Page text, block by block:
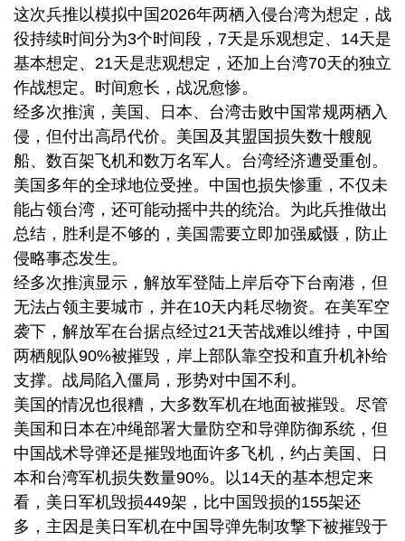
这次兵推以模拟中国2026年两栖入侵台湾为想定，战
役持续时间分为3个时间段，7天是乐观想定、14天是
基本想定、21天是悲观想定，还加上台湾70天的独立
作战想定。时间愈长，战况愈惨。
经多次推演，美国、日本、台湾击败中国常规两栖入
侵，但付出高昂代价。美国及其盟国损失数十艘舰
船、数百架飞机和数万名军人。台湾经济遭受重创。
美国多年的全球地位受挫。中国也损失惨重，不仅未
能占领台湾，还可能动摇中共的统治。为此兵推做出
总结，胜利是不够的，美国需要立即加强威慑，防止
侵略事态发生。
经多次推演显示，解放军登陆上岸后夺下台南港，但
无法占领主要城市，并在10天内耗尽物资。在美军空
袭下，解放军在台据点经过21天苦战难以维持，中国
两栖舰队90%被摧毁，岸上部队靠空投和直升机补给
支撑。战局陷入僵局，形势对中国不利。
美国的情况也很糟，大多数军机在地面被摧毁。尽管
美国和日本在冲绳部署大量防空和导弹防御系统，但
中国战术导弹还是摧毁地面许多飞机，约占美国、日
本和台湾军机损失数量90%。以14天的基本想定来
看，美日军机毁损449架，比中国毁损的155架还
多，主因是美日军机在中国导弹先制攻撃下被摧毁于